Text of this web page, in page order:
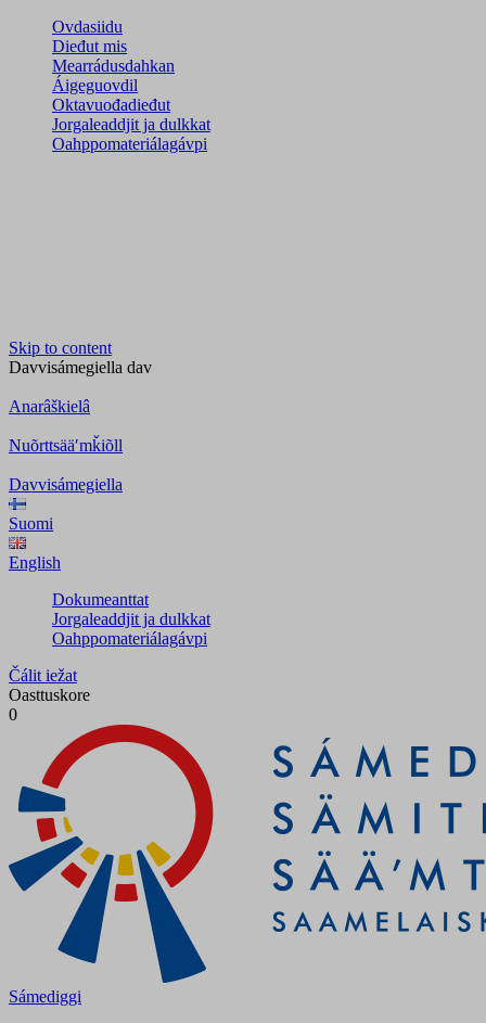
Ovdasiidu
Dieđut mis
Mearrádusdahkan
Áigeguovdil
Oktavuođadieđut
Jorgaleaddjit ja dulkkat
Oahppomateriálagávpi
Skip to content
Davvisámegiella dav
Anarâškielâ
Nuõrttsääʹmǩiõll
Davvisámegiella
Suomi
English
Dokumeanttat
Jorgaleaddjit ja dulkkat
Oahppomateriálagávpi
Čálit iežat
Oasttuskore
0
Sámediggi